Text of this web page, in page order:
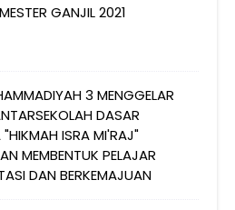
GANJIL 2021
3 MENGGELAR
DASAR
"HIKMAH ISRA MI'RAJ"
MEMBENTUK PELAJAR
DAN BERKEMAJUAN